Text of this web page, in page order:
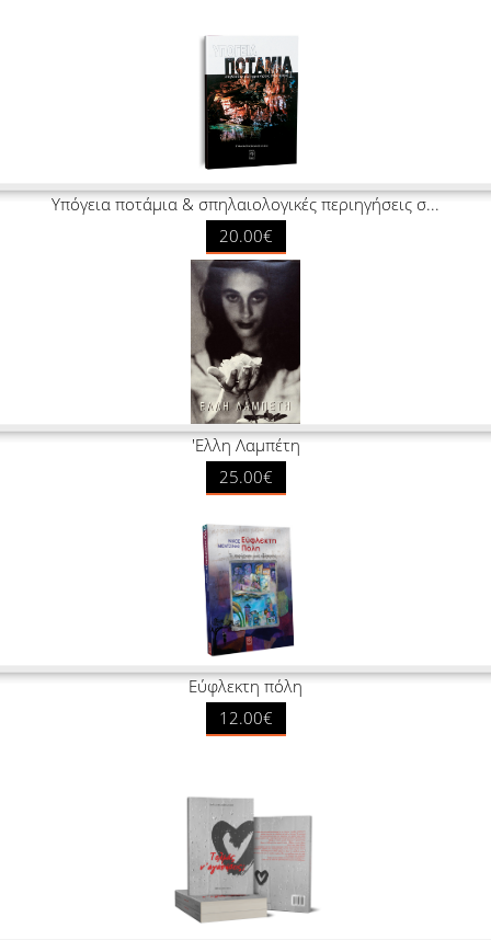
Υπόγεια ποτάμια & σπηλαιολογικές περιηγήσεις σ...
20.00€
'Ελλη Λαμπέτη
25.00€
Εύφλεκτη πόλη
12.00€